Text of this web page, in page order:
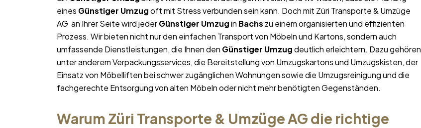
eines Günstiger Umzugoft mit Stress verbunden sein kann. Doch mit Züri Transporte & Umzüge
AG an Ihrer Seite wird jederGünstiger Umzugin Bachs zu einem organisierten und effizienten
Prozess. Wir bieten nicht nur den einfachen Transport von Möbeln und Kartons, sondern auch
umfassende Dienstleistungen, die Ihnen den Günstiger Umzugdeutlich erleichtern. Dazu gehören
unter anderem Verpackungsservices, die Bereitstellung von Umzugskartons und Umzugskisten, der
Einsatz von Möbelliften bei schwer zugänglichen Wohnungen sowie die Umzugsreinigung und die
fachgerechte Entsorgung von alten Möbeln oder nicht mehr benötigten Gegenständen.
Warum Züri Transporte & Umzüge AG die richtige